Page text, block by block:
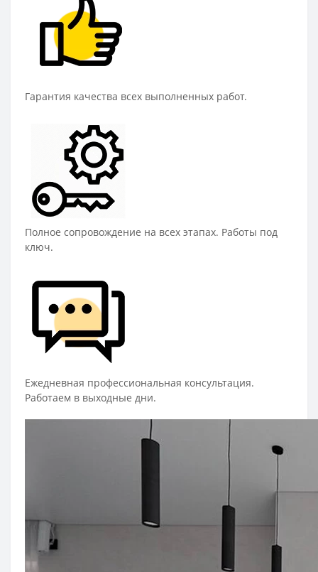
Гарантия качества всех выполненных работ.
Полное сопровождение на всех этапах. Работы под
ключ.
Ежедневная профессиональная консультация.
Работаем в выходные дни.